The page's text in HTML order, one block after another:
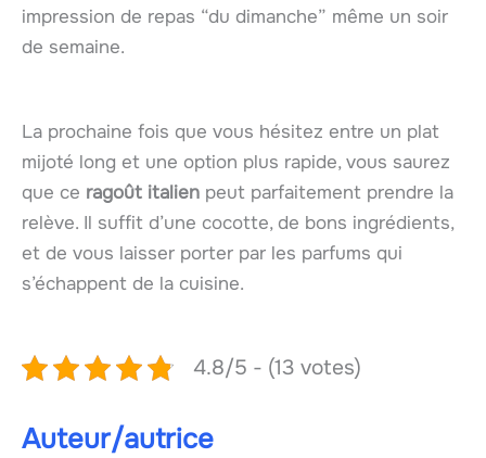
impression de repas “du dimanche” même un soir
de semaine.
La prochaine fois que vous hésitez entre un plat
mijoté long et une option plus rapide, vous saurez
que ce ragoût italien peut parfaitement prendre la
relève. Il suffit d’une cocotte, de bons ingrédients,
et de vous laisser porter par les parfums qui
s’échappent de la cuisine.
4.8/5 - (13 votes)
Auteur/autrice